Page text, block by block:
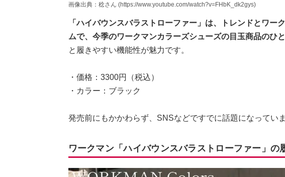
画像出典：稔さん (https://www.youtube.com/watch?v=FHbK_dk2gys)
「ハイバウンスバラストローファー」は、トレンドとワー
ムで、今季のワークマンカラーズシューズの目玉商品のひと
と履きやすい機能性が魅力です。
・価格：3300円（税込）
・カラー：ブラック
発売前にもかかわらず、SNSなどですでに話題になっていま
ワークマン「ハイバウンスバラストローファー」の